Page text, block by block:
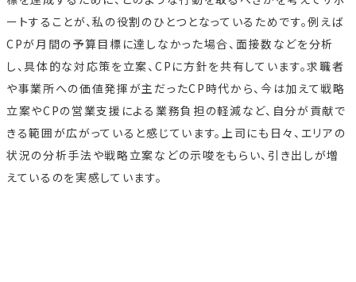
ートすることが、私の役割のひとつとなっているためです。例えば
CPが月間の予算目標に達しなかった場合、面接数などを分析
し、具体的な対応策を立案、CPに方針を共有しています。求職者
や事業所への価値発揮が主だったCP時代から、今は加えて戦略
立案やCPの営業支援による業務負担の軽減など、自分が貢献で
きる範囲が広がっていると感じています。上司にも日々、エリアの
状況の分析手法や戦略立案などの示唆をもらい、引き出しが増
えているのを実感しています。